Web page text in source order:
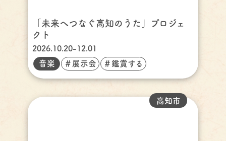
「未来へつなぐ高知のうた」プロジェ
クト
2026.10.20-12.01
音楽
＃展示会 ＃鑑賞する
高知市